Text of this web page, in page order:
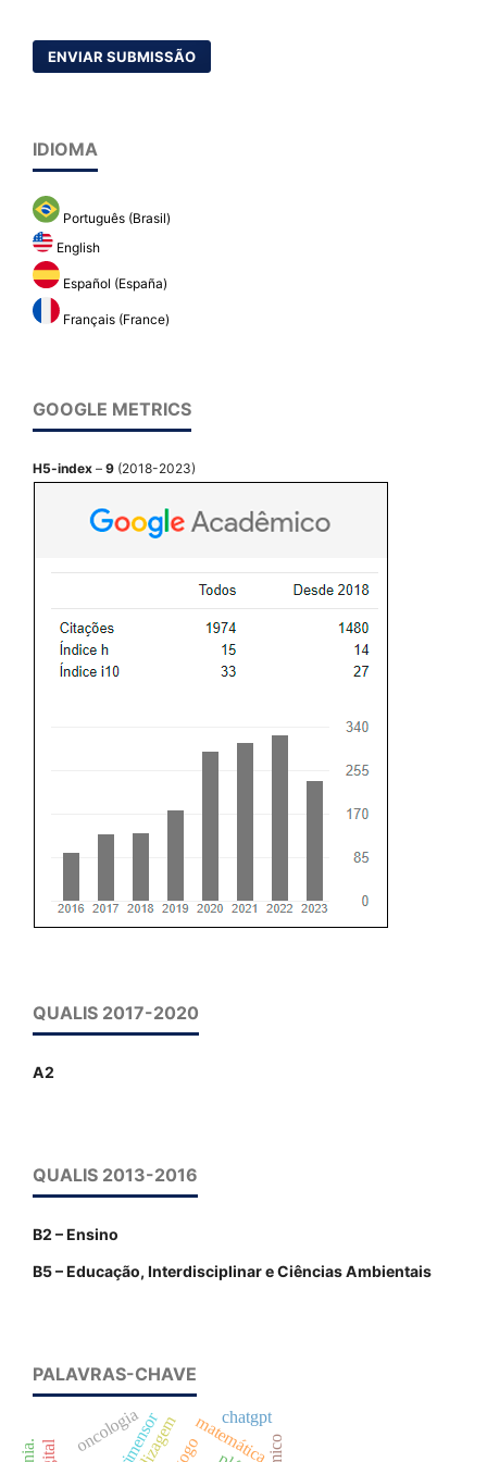
ENVIAR SUBMISSÃO
IDIOMA
Português (Brasil)
English
Español (España)
Français (France)
GOOGLE METRICS
H5-index – 9 (2018-2023)
QUALIS 2017-2020
A2
QUALIS 2013-2016
B2 – Ensino
B5 – Educação, Interdisciplinar e Ciências Ambientais
PALAVRAS-CHAVE
matemática
chatgpt
oncologia